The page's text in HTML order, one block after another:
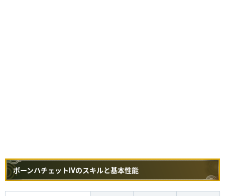
ボーンハチェットⅣのスキルと基本性能